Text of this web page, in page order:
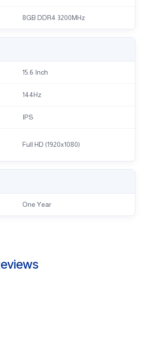
8GB DDR4 3200MHz
15.6 Inch
144Hz
IPS
Full HD (1920x1080)
One Year